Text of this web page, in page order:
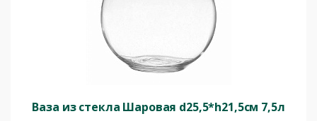
Ваза из стекла Шаровая d25,5*h21,5см 7,5л